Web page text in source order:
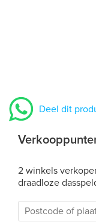
Deel dit
2 winkels
draadloze